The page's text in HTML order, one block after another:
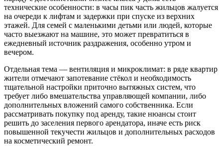
технические особенности: в часы пик часть жильцов жалуется
на очереди к лифтам и задержки при спуске из верхних
этажей. Для семей с маленькими детьми или людей, которые
часто выезжают на машине, это может превратиться в
ежедневный источник раздражения, особенно утром и
вечером.
Отдельная тема — вентиляция и микроклимат: в ряде квартир
жители отмечают запотевание стёкол и необходимость
тщательной настройки приточно вытяжных систем, что
требует либо вмешательства управляющей компании, либо
дополнительных вложений самого собственника. Если
рассматривать покупку под аренду, такие нюансы стоит
решить до заселения первого арендатора, иначе есть риск
повышенной текучести жильцов и дополнительных расходов
на косметический ремонт.